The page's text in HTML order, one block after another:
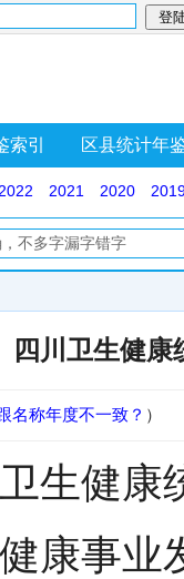
索引 区县统计年
2022 2021 2020
四川卫生健
名称年度不一致？ ）
生健康
康事